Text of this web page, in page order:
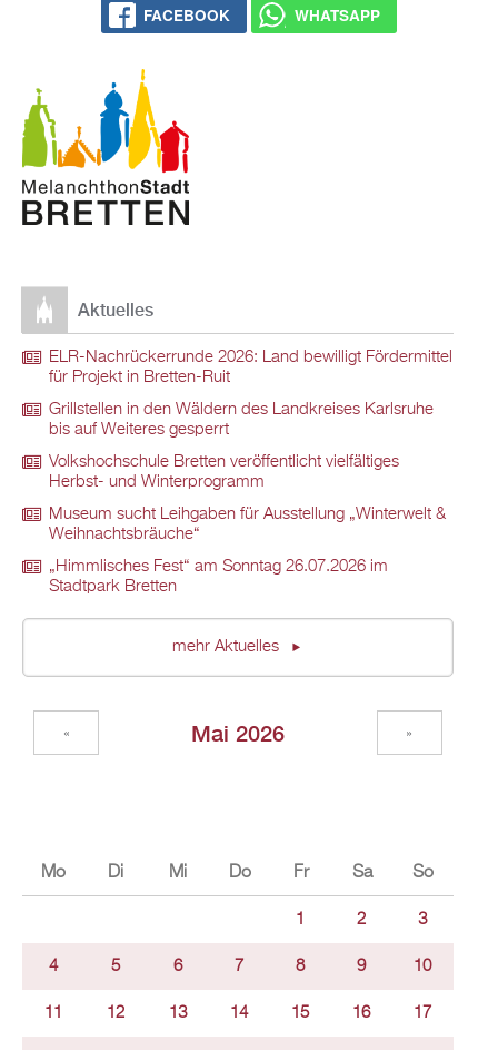
FACEBOOK WHATSAPP
Aktuelles
ELR-Nachrückerrunde 2026: Land bewilligt Fördermittel
für Projekt in Bretten-Ruit
Grillstellen in den Wäldern des Landkreises Karlsruhe
bis auf Weiteres gesperrt
Volkshochschule Bretten veröffentlicht vielfältiges
Herbst- und Winterprogramm
Museum sucht Leihgaben für Ausstellung „Winterwelt &
Weihnachtsbräuche“
„Himmlisches Fest“ am Sonntag 26.07.2026 im
Stadtpark Bretten
mehr Aktuelles
Mai 2026
« »
Mo Di Mi Do Fr Sa So
1 2 3
4 5 6 7 8 9 10
11 12 13 14 15 16 17